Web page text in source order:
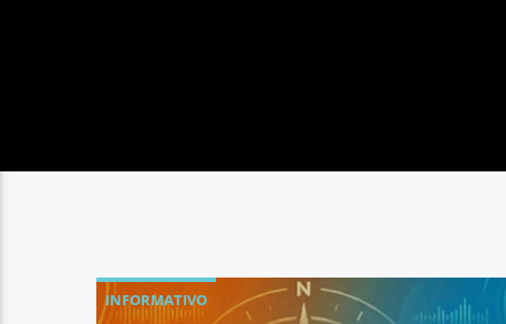
INFORMATIVO